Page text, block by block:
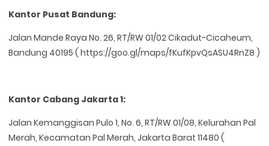
Kantor Pusat Bandung:
Jalan Mande Raya No. 26, RT/RW 01/02 Cikadut-Cicaheum,
Bandung 40195 ( https://goo.gl/maps/fKufKpvQsASU4RnZ8 )
Kantor Cabang Jakarta 1:
Jalan Kemanggisan Pulo 1, No. 6, RT/RW 01/08, Kelurahan Pal
Merah, Kecamatan Pal Merah, Jakarta Barat 11480 (